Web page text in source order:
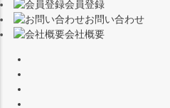
愛知県名古屋市中村区椿町６−９先
MAP
SHOP
セレクション ポップアップストア 札
会員登録
お問い合わせ
会社概要